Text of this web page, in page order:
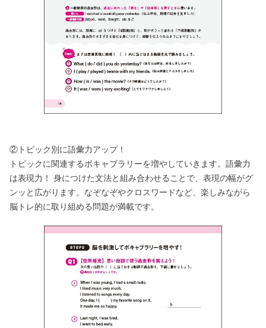
②トピック別に語彙力アップ！
トピックに関連するボキャブラリーを増やしていきます。語彙力
は表現力！ 身につけた文法と組み合わせることで、表現の幅がグ
ンッと広がります。なぞなぞやクロスワードなど、楽しみながら
脳トレ的に取り組める問題が満載です。